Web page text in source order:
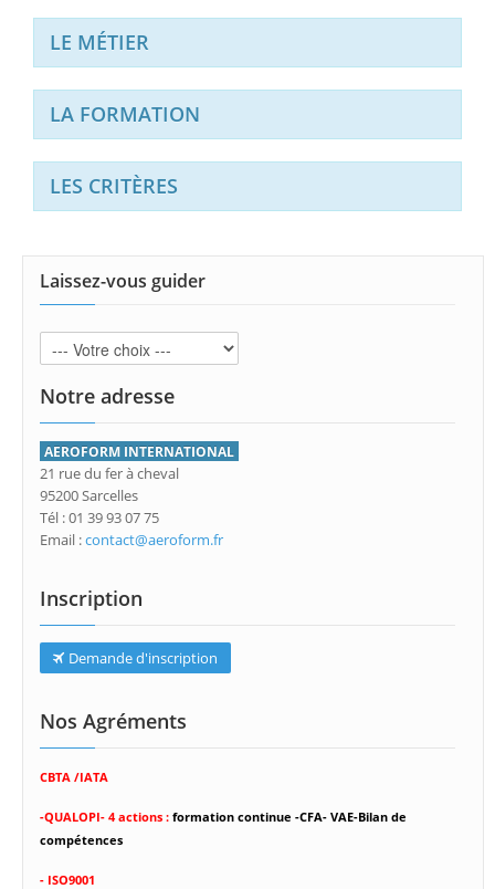
LE MÉTIER
LA FORMATION
LES CRITÈRES
Laissez-vous guider
Notre adresse
AEROFORM INTERNATIONAL
21 rue du fer à cheval
95200 Sarcelles
Tél : 01 39 93 07 75
Email :contact@aeroform.fr
Inscription
Demande d'inscription
Nos Agréments
CBTA /IATA
-QUALOPI- 4 actions : formation continue -CFA- VAE-Bilan de
compétences
- ISO9001